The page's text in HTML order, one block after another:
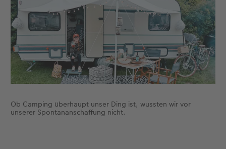
Gestaltungsideen
Anleitungen & Hilfe
Inspiration
Mehrteiler
im Wunschformat
Neuheiten
Einzelkarten
Digitale Grußkarte
CEWE myPhotos
CEWE myPhotos
Neuheiten
Faszination Fotografie
Neuheiten
Ob Camping überhaupt unser Ding ist, wussten wir vor
unserer Spontananschaffung nicht.